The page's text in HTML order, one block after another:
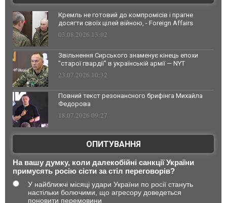
Кремль не готовий до компромісів і прагне
досягти своїх цілей війною, - Foreign Affairs
03.08.2026 13:02
Звільнення Сирського знаменує кінець епохи
"старої гвардії" в українській армії — NYT
23.07.2026 10:32
Повний текст резонансного брифінга Михайла
Федорова
18.07.2026 09:27
ОПИТУВАННЯ
На вашу думку, коли далекобійні санкції України
примусять росію сісти за стіл переговорів?
У найближчі місяці удари України по росії стануть
настільки болючими, що агресору доведеться
поновити перемовини